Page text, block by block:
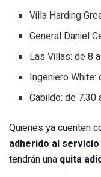
Villa Harding
General Daniel
Las Villas: de 8
Ingeniero White:
Cabildo: de 7.30
Quienes ya cuenten
adherido al
tendrán una quita